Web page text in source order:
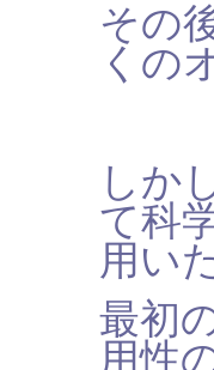
その
くの
しか
て科
用い
最初
用性